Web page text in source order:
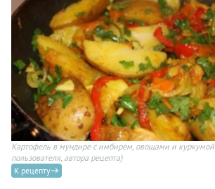
Картофель в мундире с имбирем, овощами и куркумой
пользователя, автора рецепта)
К рецепту